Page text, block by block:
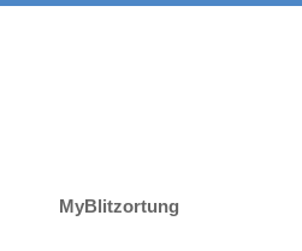
MyBlitzortung